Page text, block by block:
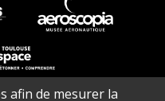
afin de mesurer la
plus